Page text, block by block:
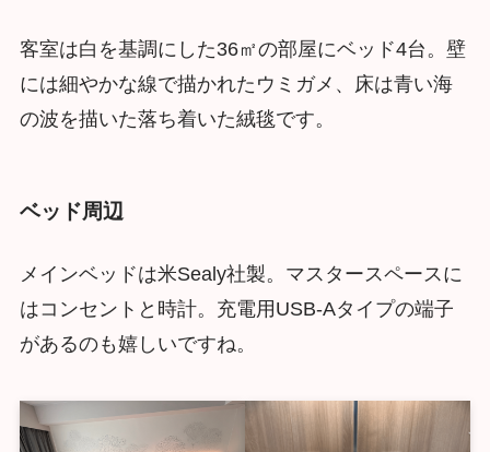
客室は白を基調にした36㎡の部屋にベッド4台。壁
には細やかな線で描かれたウミガメ、床は青い海
の波を描いた落ち着いた絨毯です。
ベッド周辺
メインベッドは米Sealy社製。マスタースペースに
はコンセントと時計。充電用USB-Aタイプの端子
があるのも嬉しいですね。